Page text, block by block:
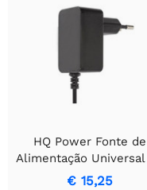
HQ Power Fonte de
Alimentação Universal
3A - Saída de 15W
€ 15,25